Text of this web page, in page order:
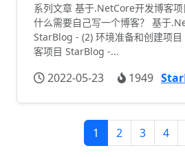
系列文章 基于.NetCore开发博客
什么需要自己写一个博客？ 基于
StarBlog - (2) 环境准备和创建项
客项目 StarBlog -...
2022-05-23 1949
1 2 3 4